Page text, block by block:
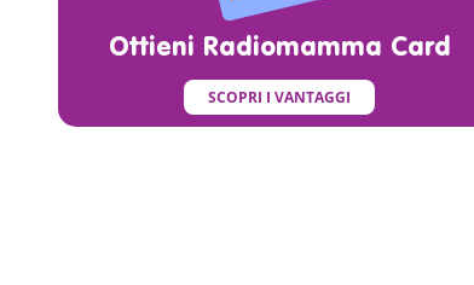
Ottieni Radiomamma Card
SCOPRI I VANTAGGI